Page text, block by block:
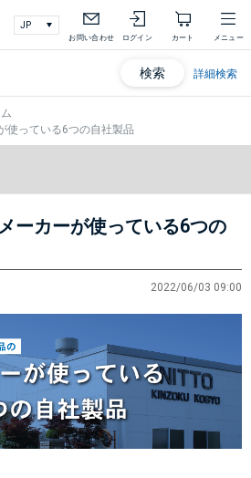
お問い合わせ ログイン カート メニュー
検索 詳細検索
使っている6つの自社製品
ーカーが使っている6つの
2022/06/03 09:00